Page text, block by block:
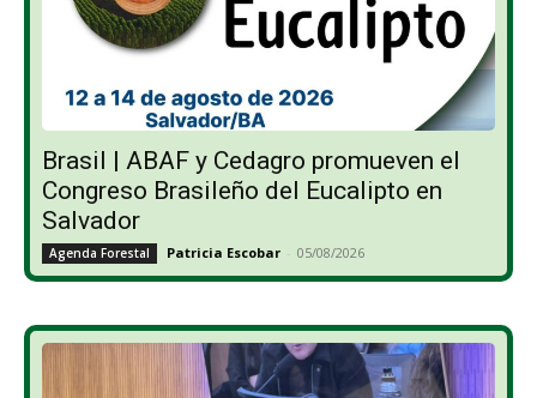
Brasil | ABAF y Cedagro promueven el
Congreso Brasileño del Eucalipto en
Salvador
Agenda Forestal Patricia Escobar - 05/08/2026